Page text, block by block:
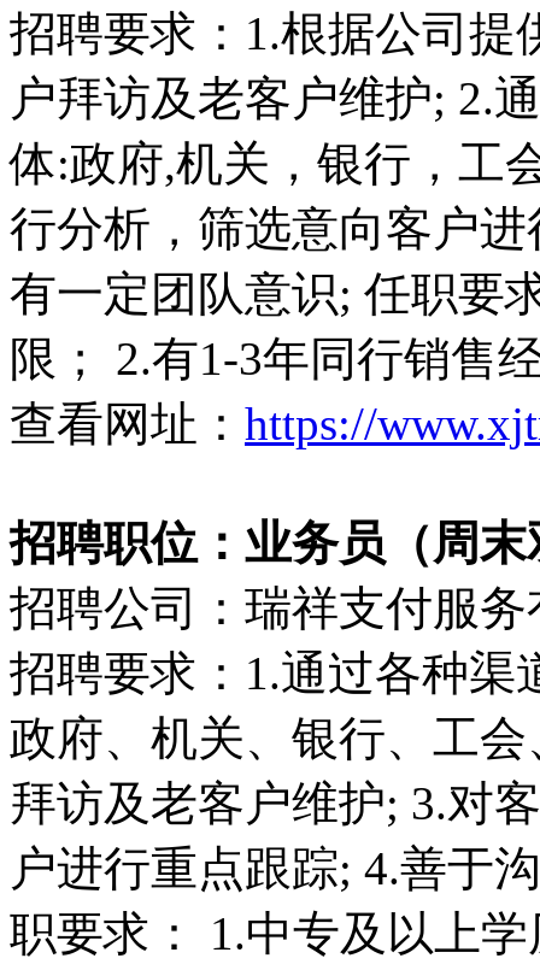
招聘要求：1.根据公司提
户拜访及老客户维护; 2.
体:政府,机关，银行，工
行分析，筛选意向客户
有一定团队意识; 任职要
限； 2.有1-3年同行销售
查看网址： https://
招聘职位：业务员（周
招聘公司：瑞祥支付服
招聘要求：1.通过各种渠
政府、机关、银行、工
拜访及老客户维护; 3.对
户进行重点跟踪; 4.善于
职要求： 1.中专及以上